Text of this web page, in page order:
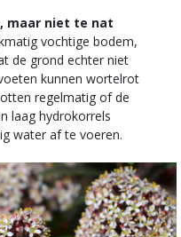
maar niet te nat
vochtige bodem,
de grond echter niet
kunnen wortelrot
regelmatig of de
laag hydrokorrels
water af te voeren.